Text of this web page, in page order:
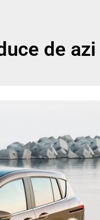
de azi